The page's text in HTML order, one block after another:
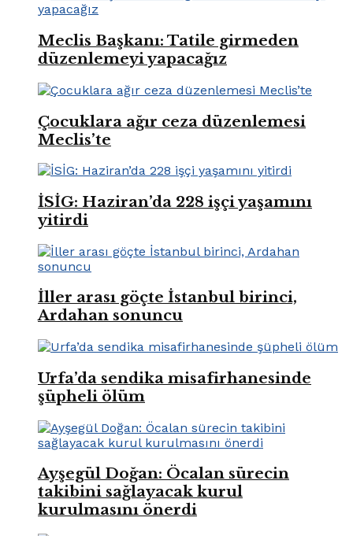
Meclis Başkanı: Tatile girmeden
düzenlemeyi yapacağız
Çocuklara ağır ceza düzenlemesi
Meclis’te
İSİG: Haziran’da 228 işçi yaşamını
yitirdi
İller arası göçte İstanbul birinci,
Ardahan sonuncu
Urfa’da sendika misafirhanesinde
şüpheli ölüm
Ayşegül Doğan: Öcalan sürecin
takibini sağlayacak kurul
kurulmasını önerdi